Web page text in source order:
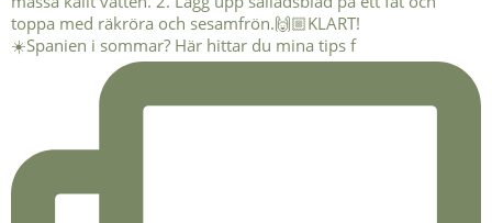
☀️Spanien i sommar? Här hittar du mina tips f